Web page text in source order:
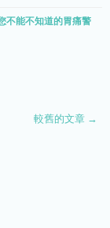
不能不知道的胃痛警
較舊的文章 →